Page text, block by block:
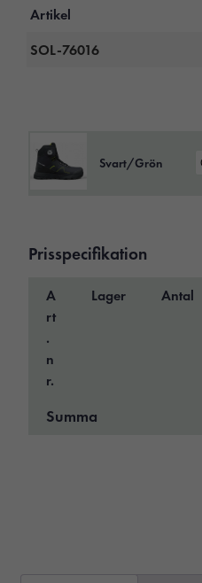
Artikel
SOL-76016
Svart/Grön
Prisspecifikation
A
rt
.
n
r.
Lager Antal
Summa